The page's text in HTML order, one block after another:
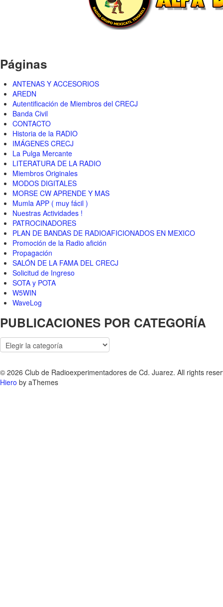
Páginas
ANTENAS Y ACCESORIOS
AREDN
Autentificación de Miembros del CRECJ
Banda Civil
CONTACTO
Historia de la RADIO
IMÁGENES CRECJ
La Pulga Mercante
LITERATURA DE LA RADIO
Miembros Originales
MODOS DIGITALES
MORSE CW APRENDE Y MAS
Mumla APP ( muy fácil )
Nuestras Actividades !
PATROCINADORES
PLAN DE BANDAS DE RADIOAFICIONADOS EN MEXICO
Promoción de la Radio afición
Propagación
SALÓN DE LA FAMA DEL CRECJ
Solicitud de Ingreso
SOTA y POTA
W5WIN
WaveLog
PUBLICACIONES POR CATEGORÍA
PUBLICACIONES
POR
© 2026 Club de Radioexperimentadores de Cd. Juarez. All rights
Hiero by aThemes